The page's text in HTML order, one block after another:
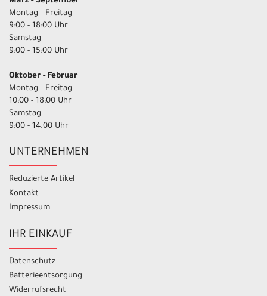
Montag - Freitag
9:00 - 18:00 Uhr
Samstag
9:00 - 15:00 Uhr
Oktober - Februar
Montag - Freitag
10:00 - 18:00 Uhr
Samstag
9:00 - 14.00 Uhr
UNTERNEHMEN
Reduzierte Artikel
Kontakt
Impressum
IHR EINKAUF
Datenschutz
Batterieentsorgung
Widerrufsrecht